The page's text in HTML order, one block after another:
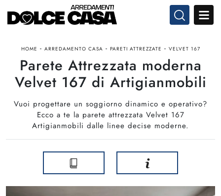
HOME - ARREDAMENTO CASA - PARETI ATTREZZATE - VELVET 167
Parete Attrezzata moderna
Velvet 167 di Artigianmobili
Vuoi progettare un soggiorno dinamico e operativo?
Ecco a te la parete attrezzata Velvet 167
Artigianmobili dalle linee decise moderne.